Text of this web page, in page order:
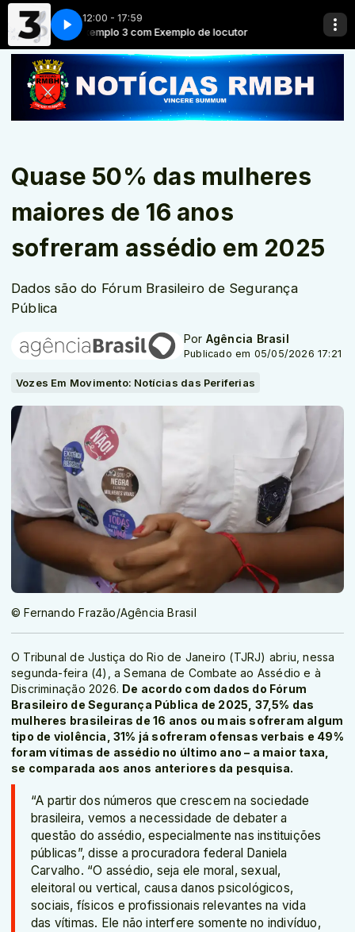
12:00 - 17:59
Exemplo 3 com Exemplo de locutor Exemplo 3 com
Quase 50% das mulheres
maiores de 16 anos
sofreram assédio em 2025
Dados são do Fórum Brasileiro de Segurança
Pública
Por Agência Brasil
Publicado em 05/05/2026 17:21
Vozes Em Movimento: Notícias das Periferias
© Fernando Frazão/Agência Brasil
O Tribunal de Justiça do Rio de Janeiro (TJRJ) abriu, nessa
segunda-feira (4), a Semana de Combate ao Assédio e à
Discriminação 2026. De acordo com dados do Fórum
Brasileiro de Segurança Pública de 2025, 37,5% das
mulheres brasileiras de 16 anos ou mais sofreram algum
tipo de violência, 31% já sofreram ofensas verbais e 49%
foram vítimas de assédio no último ano – a maior taxa,
se comparada aos anos anteriores da pesquisa.
“A partir dos números que crescem na sociedade
brasileira, vemos a necessidade de debater a
questão do assédio, especialmente nas instituições
públicas”, disse a procuradora federal Daniela
Carvalho. “O assédio, seja ele moral, sexual,
eleitoral ou vertical, causa danos psicológicos,
sociais, físicos e profissionais relevantes na vida
das vítimas. Ele não interfere somente no indivíduo,